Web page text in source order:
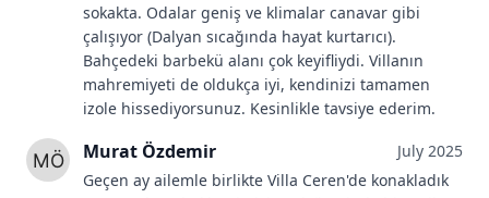
sokakta. Odalar geniş ve klimalar canavar gibi
çalışıyor (Dalyan sıcağında hayat kurtarıcı).
Bahçedeki barbekü alanı çok keyifliydi. Villanın
mahremiyeti de oldukça iyi, kendinizi tamamen
izole hissediyorsunuz. Kesinlikle tavsiye ederim.
Murat Özdemir
July 2025
Geçen ay ailemle birlikte Villa Ceren'de konakladık